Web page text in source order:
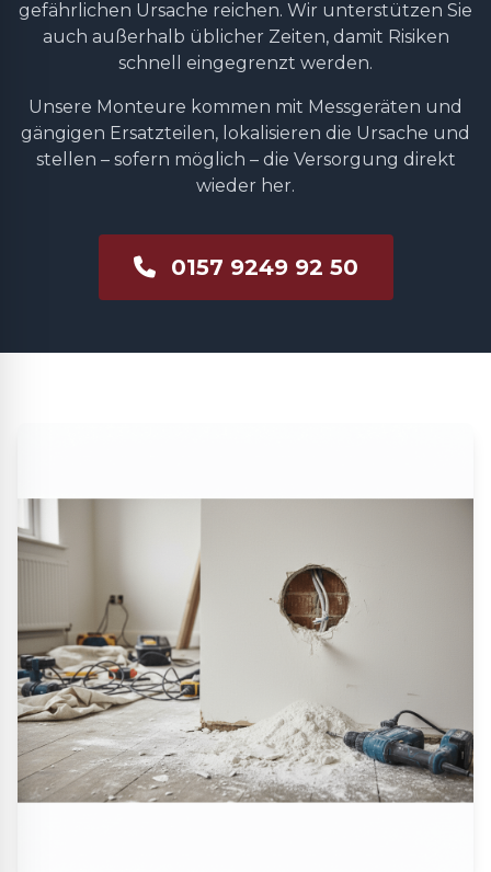
gefährlichen Ursache reichen. Wir unterstützen Sie
auch außerhalb üblicher Zeiten, damit Risiken
schnell eingegrenzt werden.
Unsere Monteure kommen mit Messgeräten und
gängigen Ersatzteilen, lokalisieren die Ursache und
stellen – sofern möglich – die Versorgung direkt
wieder her.
0157 9249 92 50